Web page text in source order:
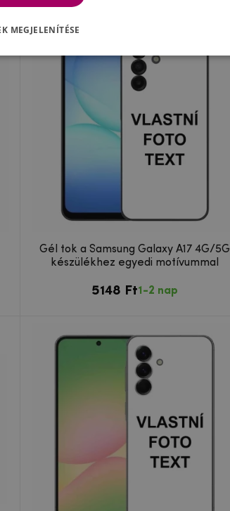
Gél tok a Samsung Galaxy A17 4G/5G
készülékhez egyedi motívummal
5148 Ft1-2 nap
MEGJELENÍTÉSE